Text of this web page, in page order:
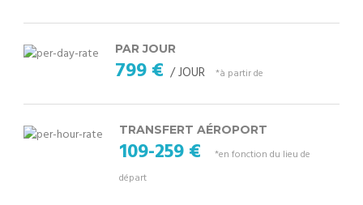
PAR JOUR
799 € / JOUR *à partir de
TRANSFERT AÉROPORT
109-259 €
*en fonction du lieu de
départ